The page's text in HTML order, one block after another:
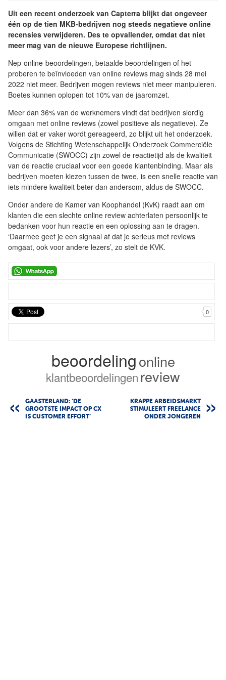
Uit een recent onderzoek van Capterra blijkt dat ongeveer
één op de tien MKB-bedrijven nog steeds negatieve online
recensies verwijderen. Des te opvallender, omdat dat niet
meer mag van de nieuwe Europese richtlijnen.
Nep-online-beoordelingen, betaalde beoordelingen of het
proberen te beïnvloeden van online reviews mag sinds 28 mei
2022 niet meer. Bedrijven mogen reviews niet meer manipuleren.
Boetes kunnen oplopen tot 10% van de jaaromzet.
Meer dan 36% van de werknemers vindt dat bedrijven slordig
omgaan met online reviews (zowel positieve als negatieve). Ze
willen dat er vaker wordt gereageerd, zo blijkt uit het onderzoek.
Volgens de Stichting Wetenschappelijk Onderzoek Commerciële
Communicatie (SWOCC) zijn zowel de reactietijd als de kwaliteit
van de reactie cruciaal voor een goede klantenbinding. Maar als
bedrijven moeten kiezen tussen de twee, is een snelle reactie van
iets mindere kwaliteit beter dan andersom, aldus de SWOCC.
Onder andere de Kamer van Koophandel (KvK) raadt aan om
klanten die een slechte online review achterlaten persoonlijk te
bedanken voor hun reactie en een oplossing aan te dragen.
‘Daarmee geef je een signaal af dat je serieus met reviews
omgaat, ook voor andere lezers’, zo stelt de KVK.
0
beoordelingonline
klantbeoordelingen review
GAASTERLAND: ‘DE
GROOTSTE IMPACT OP CX
IS CUSTOMER EFFORT’
KRAPPE ARBEIDSMARKT
STIMULEERT FREELANCE
ONDER JONGEREN